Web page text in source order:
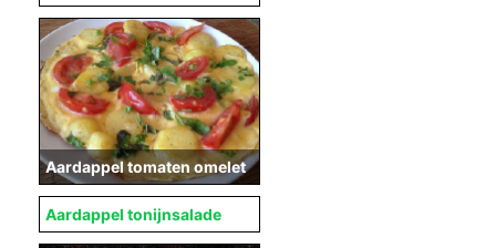
Aardappel tomaten omelet
Aardappel tonijnsalade